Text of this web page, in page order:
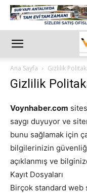
Ana Sayfa Gizlilik
Gizlilik
Voynhaber.com
saygı duyuyor ve
bunu sağlamak için
bilgilerinizin
açıklanmış ve
Kayıt Dosyaları
Birçok standard web